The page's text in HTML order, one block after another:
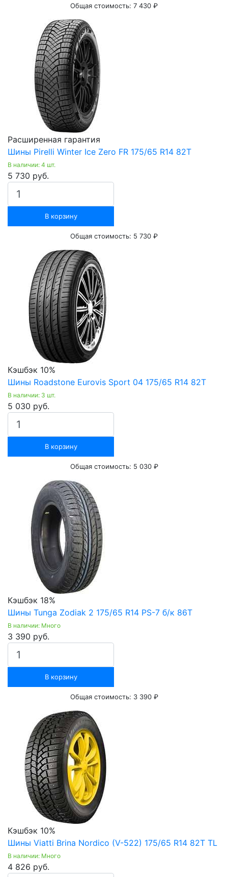
Общая стоимость: 7 430 ₽
Расширенная гарантия
Шины Pirelli Winter Ice Zero FR 175/65 R14 82Т
В наличии: 4 шт.
5 730 руб.
В корзину
Общая стоимость: 5 730 ₽
Кэшбэк 10%
Шины Roadstone Eurovis Sport 04 175/65 R14 82T
В наличии: 3 шт.
5 030 руб.
В корзину
Общая стоимость: 5 030 ₽
Кэшбэк 18%
Шины Tunga Zodiak 2 175/65 R14 PS-7 б/к 86T
В наличии: Много
3 390 руб.
В корзину
Общая стоимость: 3 390 ₽
Кэшбэк 10%
Шины Viatti Brina Nordico (V-522) 175/65 R14 82T TL
В наличии: Много
4 826 руб.